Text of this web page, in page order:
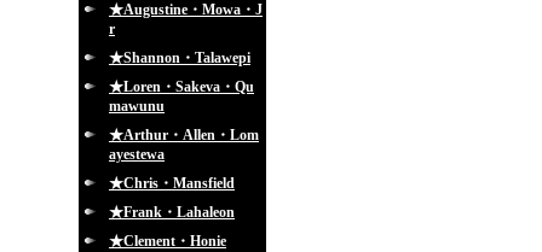
★Augustine・Mowa・J
r
★Shannon・Talawepi
★Loren・Sakeva・Qu
mawunu
★Arthur・Allen・Lom
ayestewa
★Chris・Mansfield
★Frank・Lahaleon
★Clement・Honie